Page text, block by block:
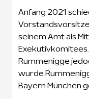
Anfang 2021
seinem Amt als
Rummenigge
wurde
Bayern München